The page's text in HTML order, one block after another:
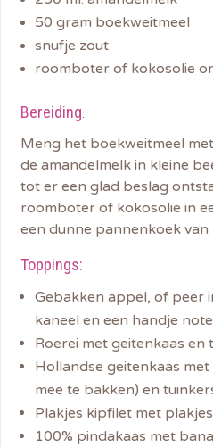
50 gram boekweitmeel
snufje zout
roomboter of kokosolie
Bereiding:
Meng het boekweitmeel
de amandelmelk in kleine
tot er een glad beslag
roomboter of kokosolie in
een dunne pannenkoek van
Toppings:
Gebakken appel, of peer
kaneel en een handje
Roerei met geitenkaas en
Hollandse geitenkaas
mee te bakken) en
Plakjes kipfilet met
100% pindakaas met